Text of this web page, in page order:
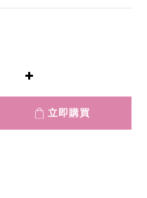
立即購買